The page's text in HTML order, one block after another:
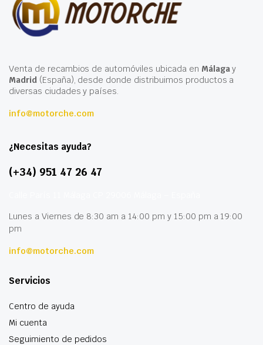
Venta de recambios de automóviles ubicada en Málagay
Madrid(España), desde donde distribuimos productos a
diversas ciudades y países.
info@motorche.com
¿Necesitas ayuda?
(+34) 951 47 26 47
Lunes a Viernes de 8:30 am a 14:00 pm y 15:00 pm a 19:00
pm
info@motorche.com
Servicios
Centro de ayuda
Mi cuenta
Seguimiento de pedidos